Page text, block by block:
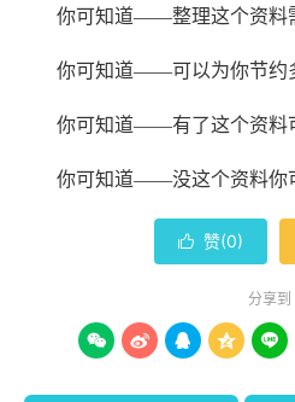
你可知道——整理这个资料
你可知道——可以为你节约
你可知道——有了这个资料
你可知道——没这个资料你
 赞(0)
分享到
    